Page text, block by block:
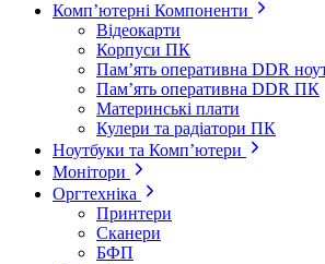
Комп’ютерні Компоненти
Відеокарти
Корпуси ПК
Пам’ять оперативна DDR
Пам’ять оперативна DDR ПК
Материнські плати
Кулери та радіатори ПК
Ноутбуки та Комп’ютери
Монітори
Оргтехніка
Принтери
Сканери
БФП